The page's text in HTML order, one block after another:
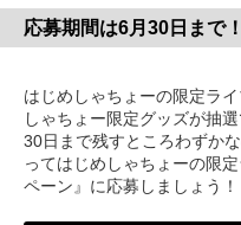
応募期間は6月30日まで
はじめしゃちょーの限定ラ
しゃちょー限定グッズが抽
30日まで残すところわずか
ってはじめしゃちょーの限
ペーン』に応募しましょう！